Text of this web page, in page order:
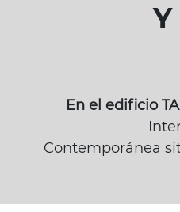
En el edificio
Contemporánea